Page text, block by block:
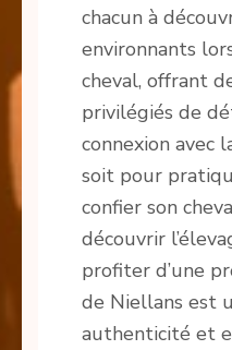
chacun à
environnants
cheval, offrant
privilégiés de
connexion avec
soit pour
confier son
découvrir
profiter d’une
de Niellans est
authenticité et